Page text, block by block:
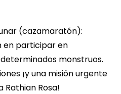
(cazamaratón):
en participar en
monstruos.
¡y una misión urgente
Rathian Rosa!